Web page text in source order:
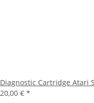
Diagnostic Cartridge Atari
20,00 € *